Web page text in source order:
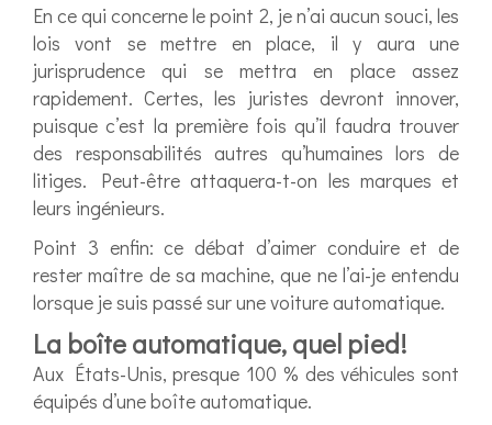
En ce qui concerne le point 2, je n’ai aucun souci, les
lois vont se mettre en place, il y aura une
jurisprudence qui se mettra en place assez
rapidement. Certes, les juristes devront innover,
puisque c’est la première fois qu’il faudra trouver
des responsabilités autres qu’humaines lors de
litiges. Peut-être attaquera-t-on les marques et
leurs ingénieurs.
Point 3 enfin: ce débat d’aimer conduire et de
rester maître de sa machine, que ne l’ai-je entendu
lorsque je suis passé sur une voiture automatique.
La boîte automatique, quel pied!
Aux États-Unis, presque 100 % des véhicules sont
équipés d’une boîte automatique.